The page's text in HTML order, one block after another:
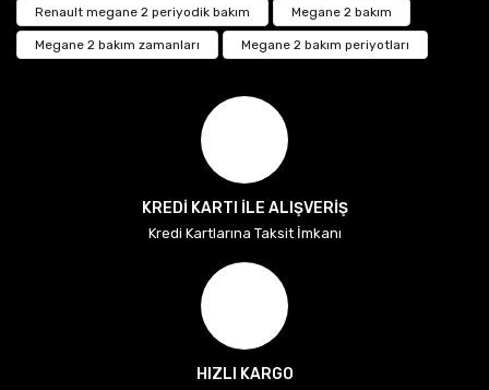
Renault megane 2 periyodik bakım Megane 2 bakım
Megane 2 bakım zamanları Megane 2 bakım periyotları
KREDİ KARTI İLE ALIŞVERİŞ
Kredi Kartlarına Taksit İmkanı
HIZLI KARGO